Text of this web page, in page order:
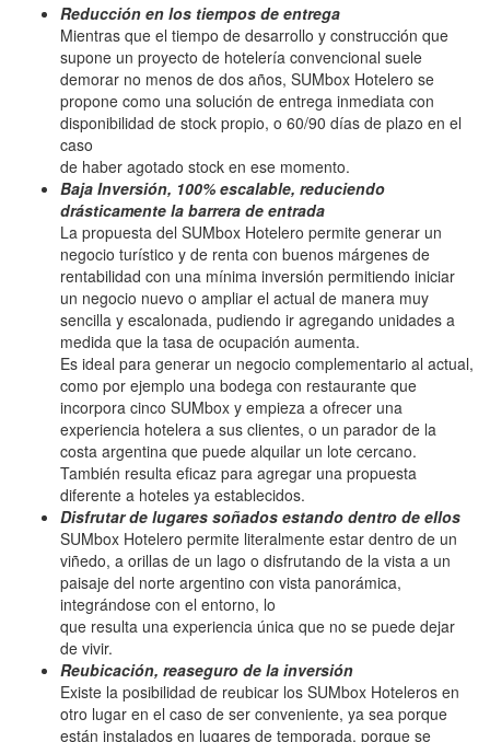
Reducción en los tiempos de entrega
Mientras que el tiempo de desarrollo y construcción que
supone un proyecto de hotelería convencional suele
demorar no menos de dos años, SUMbox Hotelero se
propone como una solución de entrega inmediata con
disponibilidad de stock propio, o 60/90 días de plazo en el
caso
de haber agotado stock en ese momento.
Baja Inversión, 100% escalable, reduciendo
drásticamente la barrera de entrada
La propuesta del SUMbox Hotelero permite generar un
negocio turístico y de renta con buenos márgenes de
rentabilidad con una mínima inversión permitiendo iniciar
un negocio nuevo o ampliar el actual de manera muy
sencilla y escalonada, pudiendo ir agregando unidades a
medida que la tasa de ocupación aumenta.
Es ideal para generar un negocio complementario al actual,
como por ejemplo una bodega con restaurante que
incorpora cinco SUMbox y empieza a ofrecer una
experiencia hotelera a sus clientes, o un parador de la
costa argentina que puede alquilar un lote cercano.
También resulta eficaz para agregar una propuesta
diferente a hoteles ya establecidos.
Disfrutar de lugares soñados estando dentro de ellos
SUMbox Hotelero permite literalmente estar dentro de un
viñedo, a orillas de un lago o disfrutando de la vista a un
paisaje del norte argentino con vista panorámica,
integrándose con el entorno, lo
que resulta una experiencia única que no se puede dejar
de vivir.
Reubicación, reaseguro de la inversión
Existe la posibilidad de reubicar los SUMbox Hoteleros en
otro lugar en el caso de ser conveniente, ya sea porque
están instalados en lugares de temporada, porque se